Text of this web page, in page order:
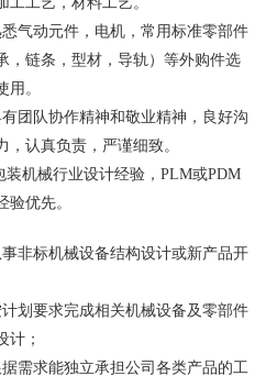
气动元件，电机，常用标准零部件
，链条，型材，导轨）等外购件选
用。
团队协作精神和敬业精神，良好沟
，认真负责，严谨细致。
装机械行业设计经验， PLM或PDM
验优先。
事非标机械设备结构设计或新产品开
划要求完成相关机械设备及零部件
计；
需求能独立承担公司各类产品的工